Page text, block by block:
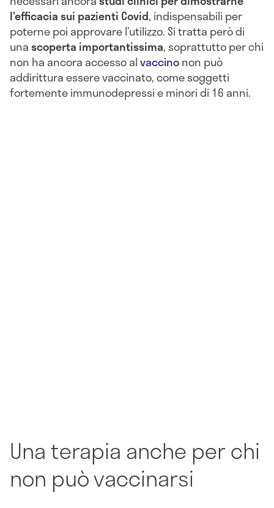
l’efficacia sui pazienti Covid, indispensabili per
poterne poi approvare l’utilizzo. Si tratta però di
unascoperta importantissima, soprattutto per chi
non ha ancora accesso alvaccinonon può
addirittura essere vaccinato, come soggetti
fortemente immunodepressi e minori di 16 anni.
Una terapia anche per chi
non può vaccinarsi